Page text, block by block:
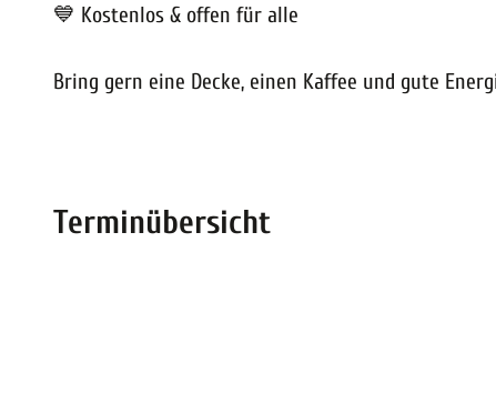
💙 Kostenlos & offen für alle
Bring gern eine Decke, einen Kaffee und gute
Terminübersicht